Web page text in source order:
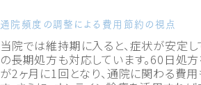
通院頻度の調整による費用節約の視点
当院では維持期に入ると、症状が安定
の長期処方も対応しています。60日処
が2ヶ月に1回となり、通院に関わる費